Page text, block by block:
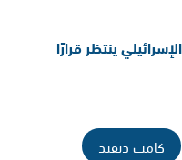
ينتظر قرارًا
كامب ديفيد